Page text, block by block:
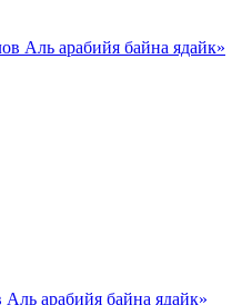
арабийя байна ядайк»